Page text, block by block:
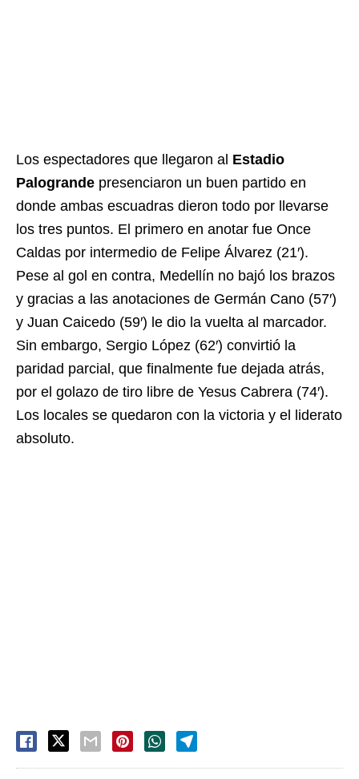
Los espectadores que llegaron al Estadio
Palogrande presenciaron un buen partido en
donde ambas escuadras dieron todo por llevarse
los tres puntos. El primero en anotar fue Once
Caldas por intermedio de Felipe Álvarez (21′).
Pese al gol en contra, Medellín no bajó los brazos
y gracias a las anotaciones de Germán Cano (57′)
y Juan Caicedo (59′) le dio la vuelta al marcador.
Sin embargo, Sergio López (62′) convirtió la
paridad parcial, que finalmente fue dejada atrás,
por el golazo de tiro libre de Yesus Cabrera (74′).
Los locales se quedaron con la victoria y el liderato
absoluto.